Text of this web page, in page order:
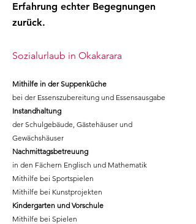
Erfahrung echter Begegnungen
zurück.
Sozialurlaub in Okakarara
Mithilfe in der Suppenküche
bei der Essenszubereitung und Essensausgabe
Instandhaltung
der Schulgebäude, Gästehäuser und
Gewächshäuser
Nachmittagsbetreuung
in den Fächern Englisch und Mathematik
Mithilfe bei Sportspielen
Mithilfe bei Kunstprojekten
Kindergarten und Vorschule
Mithilfe bei Spielen